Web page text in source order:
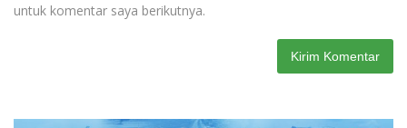
untuk komentar saya berikutnya.